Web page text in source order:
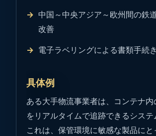
中国～中央アジア～欧州間の鉄
改善
電子ラベリングによる書類手続
具体例
ある大手物流事業者は、コンテナ
をリアルタイムで追跡できるシステ
これは、保管環境に敏感な製品に